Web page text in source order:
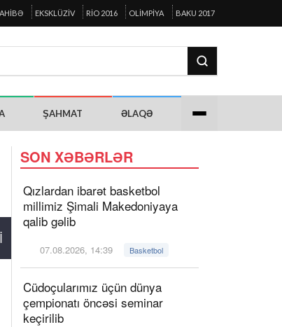
EKSKLÜZIV RIO 2016 OLIMPIYA BAKU 2017
ŞAHMAT ƏLAQƏ
SON XƏBƏRLƏR
Qızlardan ibarət basketbol
millimiz Şimali Makedoniyaya
qalib gəlib
07.08.2026, 14:39 Basketbol
Cüdoçularımız üçün dünya
çempionatı öncəsi seminar
keçirilib